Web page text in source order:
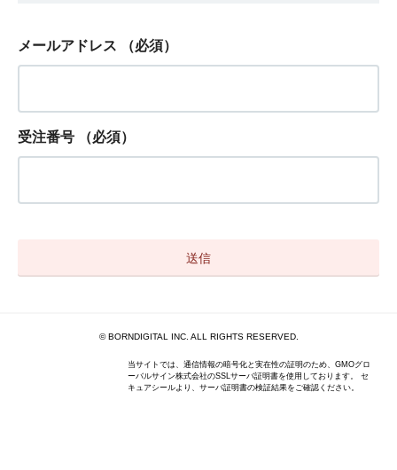
メールアドレス （必須）
受注番号 （必須）
© BORNDIGITAL INC. ALL RIGHTS RESERVED.
当サイトでは、通信情報の暗号化と実在性の証明のため、GMOグロ
ーバルサイン株式会社のSSLサーバ証明書を使用しております。 セ
キュアシールより、サーバ証明書の検証結果をご確認ください。